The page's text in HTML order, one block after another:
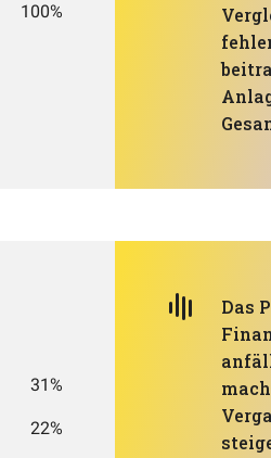
100%
31%
22%
Das